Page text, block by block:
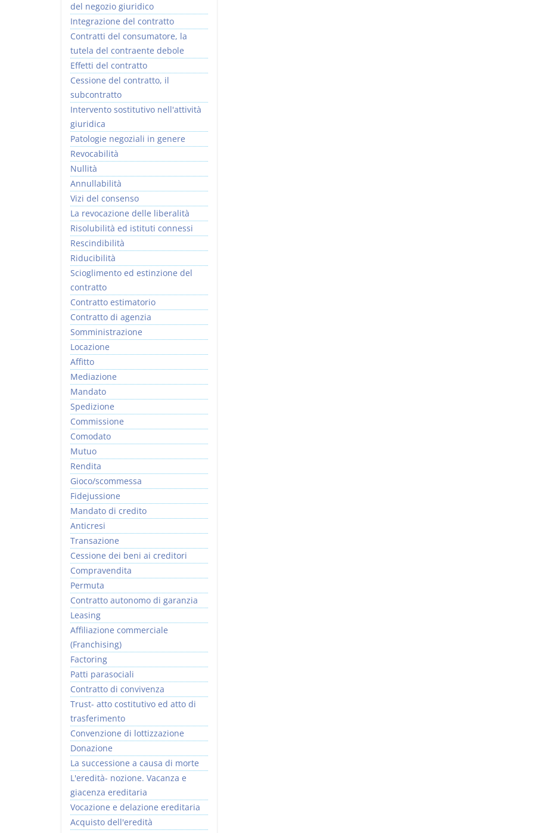
del negozio giuridico
Integrazione del contratto
Contratti del consumatore, la
tutela del contraente debole
Effetti del contratto
Cessione del contratto, il
subcontratto
Intervento sostitutivo nell'attività
giuridica
Patologie negoziali in genere
Revocabilità
Nullità
Annullabilità
Vizi del consenso
La revocazione delle liberalità
Risolubilità ed istituti connessi
Rescindibilità
Riducibilità
Scioglimento ed estinzione del
contratto
Contratto estimatorio
Contratto di agenzia
Somministrazione
Locazione
Affitto
Mediazione
Mandato
Spedizione
Commissione
Comodato
Mutuo
Rendita
Gioco/scommessa
Fidejussione
Mandato di credito
Anticresi
Transazione
Cessione dei beni ai creditori
Compravendita
Permuta
Contratto autonomo di garanzia
Leasing
Affiliazione commerciale
(Franchising)
Factoring
Patti parasociali
Contratto di convivenza
Trust- atto costitutivo ed atto di
trasferimento
Convenzione di lottizzazione
Donazione
La successione a causa di morte
L'eredità- nozione. Vacanza e
giacenza ereditaria
Vocazione e delazione ereditaria
Acquisto dell'eredità